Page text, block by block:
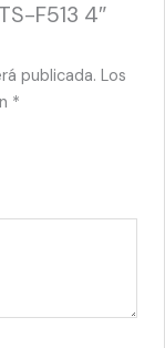
F513 4″
publicada. Los
*